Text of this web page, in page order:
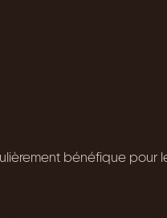
bénéfique pour